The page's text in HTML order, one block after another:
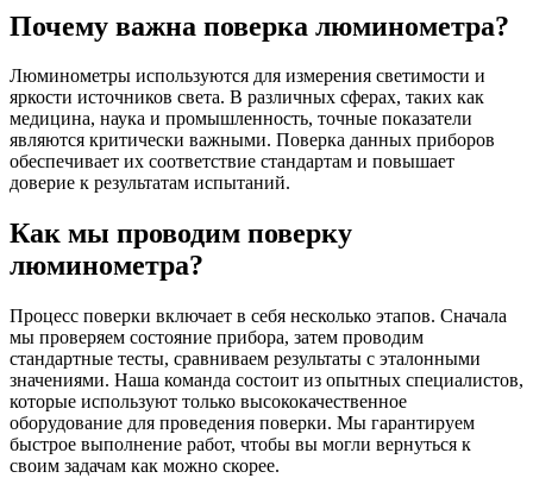
Почему важна поверка люминометра?
Люминометры используются для измерения светимости и
яркости источников света. В различных сферах, таких как
медицина, наука и промышленность, точные показатели
являются критически важными. Поверка данных приборов
обеспечивает их соответствие стандартам и повышает
доверие к результатам испытаний.
Как мы проводим поверку
люминометра?
Процесс поверки включает в себя несколько этапов. Сначала
мы проверяем состояние прибора, затем проводим
стандартные тесты, сравниваем результаты с эталонными
значениями. Наша команда состоит из опытных специалистов,
которые используют только высококачественное
оборудование для проведения поверки. Мы гарантируем
быстрое выполнение работ, чтобы вы могли вернуться к
своим задачам как можно скорее.